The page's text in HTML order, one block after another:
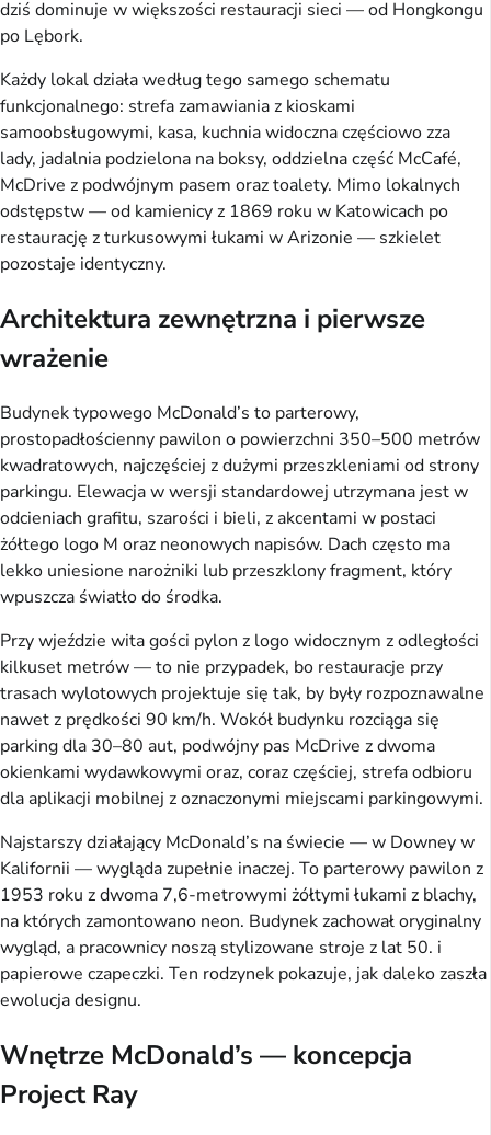
dziś dominuje w większości restauracji sieci — od Hongkongu
po Lębork.
Każdy lokal działa według tego samego schematu
funkcjonalnego: strefa zamawiania z kioskami
samoobsługowymi, kasa, kuchnia widoczna częściowo zza
lady, jadalnia podzielona na boksy, oddzielna część McCafé,
McDrive z podwójnym pasem oraz toalety. Mimo lokalnych
odstępstw — od kamienicy z 1869 roku w Katowicach po
restaurację z turkusowymi łukami w Arizonie — szkielet
pozostaje identyczny.
Architektura zewnętrzna i pierwsze
wrażenie
Budynek typowego McDonald’s to parterowy,
prostopadłościenny pawilon o powierzchni 350–500 metrów
kwadratowych, najczęściej z dużymi przeszkleniami od strony
parkingu. Elewacja w wersji standardowej utrzymana jest w
odcieniach grafitu, szarości i bieli, z akcentami w postaci
żółtego logo M oraz neonowych napisów. Dach często ma
lekko uniesione narożniki lub przeszklony fragment, który
wpuszcza światło do środka.
Przy wjeździe wita gości pylon z logo widocznym z odległości
kilkuset metrów — to nie przypadek, bo restauracje przy
trasach wylotowych projektuje się tak, by były rozpoznawalne
nawet z prędkości 90 km/h. Wokół budynku rozciąga się
parking dla 30–80 aut, podwójny pas McDrive z dwoma
okienkami wydawkowymi oraz, coraz częściej, strefa odbioru
dla aplikacji mobilnej z oznaczonymi miejscami parkingowymi.
Najstarszy działający McDonald’s na świecie — w Downey w
Kalifornii — wygląda zupełnie inaczej. To parterowy pawilon z
1953 roku z dwoma 7,6-metrowymi żółtymi łukami z blachy,
na których zamontowano neon. Budynek zachował oryginalny
wygląd, a pracownicy noszą stylizowane stroje z lat 50. i
papierowe czapeczki. Ten rodzynek pokazuje, jak daleko zaszła
ewolucja designu.
Wnętrze McDonald’s — koncepcja
Project Ray